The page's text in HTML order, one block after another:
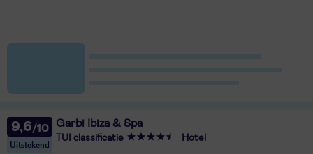
9,6
Uitstekend
Garbi Ibiza & Spa
TUI classificatie Hotel